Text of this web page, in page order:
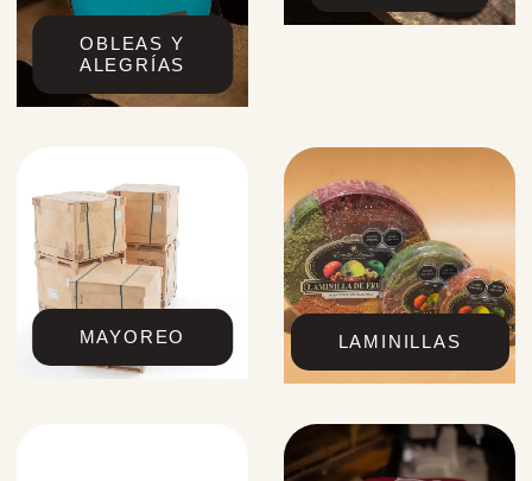
OBLEAS Y
ALEGRÍAS
MAYOREO LAMINILLAS